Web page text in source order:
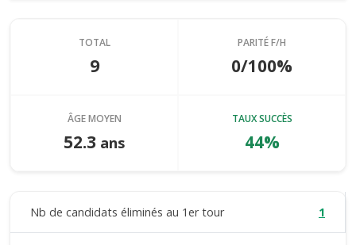
TOTAL
9
PARITÉ F/H
0/100%
ÂGE MOYEN
52.3 ans
TAUX SUCCÈS
44%
Nb de candidats éliminés au 1er tour 1